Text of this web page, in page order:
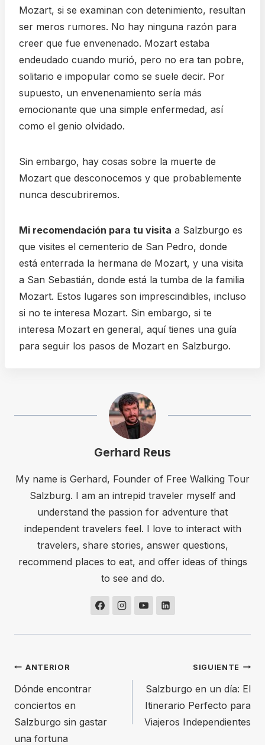
Mozart, si se examinan con detenimiento, resultan
ser meros rumores. No hay ninguna razón para
creer que fue envenenado. Mozart estaba
endeudado cuando murió, pero no era tan pobre,
solitario e impopular como se suele decir. Por
supuesto, un envenenamiento sería más
emocionante que una simple enfermedad, así
como el genio olvidado.
Sin embargo, hay cosas sobre la muerte de
Mozart que desconocemos y que probablemente
nunca descubriremos.
Mi recomendación para tu visita a Salzburgo es
que visites el cementerio de San Pedro, donde
está enterrada la hermana de Mozart, y una visita
a San Sebastián, donde está la tumba de la familia
Mozart. Estos lugares son imprescindibles, incluso
si no te interesa Mozart. Sin embargo, si te
interesa Mozart en general, aquí tienes una guía
para seguir los pasos de Mozart en Salzburgo.
Gerhard Reus
My name is Gerhard, Founder of Free Walking Tour
Salzburg. I am an intrepid traveler myself and
understand the passion for adventure that
independent travelers feel. I love to interact with
travelers, share stories, answer questions,
recommend places to eat, and offer ideas of things
to see and do.
Navegación
de
entradas
ANTERIOR
Dónde encontrar
conciertos en
Salzburgo sin gastar
una fortuna
SIGUIENTE
Salzburgo en un día: El
Itinerario Perfecto para
Viajeros Independientes